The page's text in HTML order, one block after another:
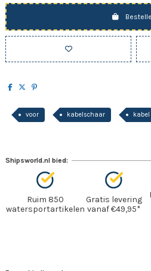
voor kabelschaar kabel
Shipsworld.nl bied:
Ruim 850
watersportartikelen
Gratis levering
vanaf €49,95*